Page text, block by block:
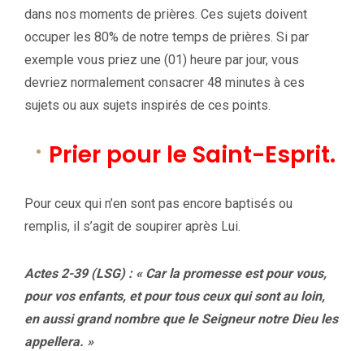
dans nos moments de prières. Ces sujets doivent
occuper les 80% de notre temps de prières. Si par
exemple vous priez une (01) heure par jour, vous
devriez normalement consacrer 48 minutes à ces
sujets ou aux sujets inspirés de ces points.
Prier pour le Saint-Esprit.
Pour ceux qui n’en sont pas encore baptisés ou
remplis, il s’agit de soupirer après Lui.
Actes 2-39 (LSG) : « Car la promesse est pour vous,
pour vos enfants, et pour tous ceux qui sont au loin,
en aussi grand nombre que le Seigneur notre Dieu les
appellera. »